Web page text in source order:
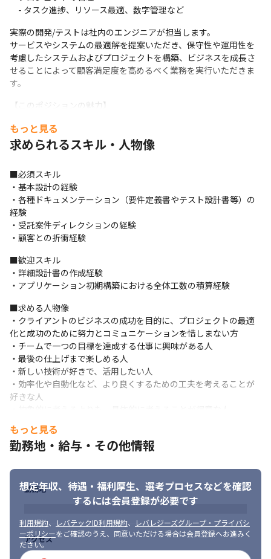
- タスク進捗、リソース最適、数字管理など
実際の開発/テストは社内のエンジニアが担当します。
サービスやシステムの最適解を提案いただき、保守性や運用性を
考慮したシステムおよびプロジェクトを構築、ビジネスを成長さ
せることによって顧客満足度を高めるべく業務を実行いただきま
す。
【このポジションの魅力】
1つ1つの施策などに対し、会社や上司から細かい指示が出ること
はありません。クライアント担当者とコミュニケーションを取
す。プロジェクトの成功に向け、責任とやりがいを背負い走り抜
けられるポジションです。
◎社内一気通貫で、プロジェクトを成功に導けます。
クライアントとの直接契約・自社開発案件が多く、プロジェクト
設計や要件定義など上流工程はもちろん、サービスやシステムを
拡大・改善するための提案も発生します。常にユーザー目線で考
え、アイデアを自ら発信し、企画設計や新規提案を実行するチャ
ンスを掴みにいける環境で、PMやPdMを目指す方にとって幅広い
経験が積めます！
また、社内ワンストップで開発しているため、技術力の高いエン
ジニアとタッグを組みプロジェクトを成功に導いていくやりがい
を感じられます。
【オロが担当した開発システムの一例】
・航空券チケット予約サイト、会員サイト
・物販系ECサイト
・折込広告業の基幹業務システム
・某業界のサービス検索 / お問い合わせサイト
もっと見る
求められるスキル・人物像
■必須スキル
・基本設計の経験
・各種ドキュメンテーション（要件定義書やテスト設計書等）の
経験
・受託案件ディレクションの経験
・顧客との折衝経験
■歓迎スキル
・詳細設計書の作成経験
・アプリケーション初期構築における全体工数の積算経験
■求める人物像
・クライアントのビジネスの成功を目的に、プロジェクトの最適
化と成功のために努力とコミュニケーションを惜しまない方
・チームで一つの目標を達成する仕事に興味がある人
・最後の仕上げまで楽しめる人
・新しい技術が好きで、活用したい人
・効率化や自動化など、より良くするための工夫を考えることが
好きな人
・整合性があることを好み、隙があることが気になってしまう人
もっと見る
勤務地・給与・その他情報
想定年収、待遇・福利厚生、 選考プロセスなどを確認
するには会員登録が必要です
利用規約、 レバテックID利用規約、
レバレジーズグループ・プライバシ
ーポリシーをご確認のうえ、同意いただける場合は会員登録へお進みく
ださい。
勤務地
アクセス